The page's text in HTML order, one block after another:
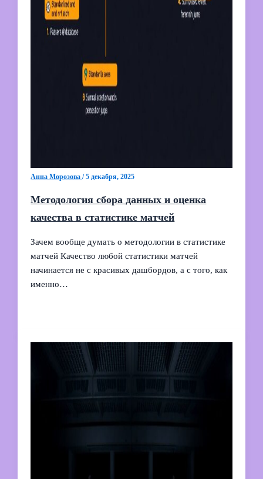
Анна Морозова/5 декабря, 2025
Методология сбора данных и оценка
качества в статистике матчей
Зачем вообще думать о методологии в статистике
матчей Качество любой статистики матчей
начинается не с красивых дашбордов, а с того, как
именно…